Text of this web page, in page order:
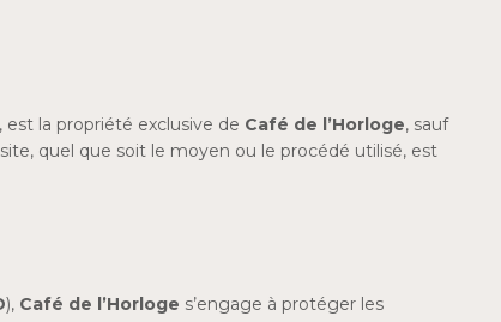
est la propriété exclusive de Café de l’Horloge, sauf
quel que soit le moyen ou le procédé utilisé, est
), Café de l’Horloge s’engage à protéger les